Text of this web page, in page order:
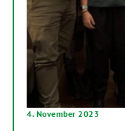
4. November 2023